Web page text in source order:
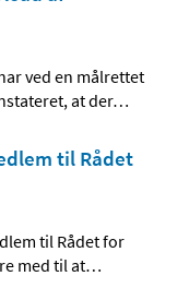
ved en målrettet
at der…
til Rådet
til Rådet for
med til at…